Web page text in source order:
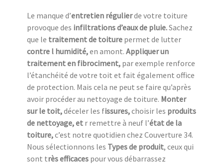
Le manque d’entretien régulierde votre toiture
provoque des infiltrations d’eaux de pluie.Sachez
que le traitement de toiture permet de lutter
contre l humidité,en amont. Appliquer un
traitement en fibrociment, par exemple renforce
l’étanchéité de votre toit et fait également office
de protection. Mais cela ne peut se faire qu’après
avoir procéder au nettoyage de toiture. Monter
sur le toit,déceler les fissures,choisir les produits
de nettoyage, et r remettre à neuf l’état de la
toiture,c’est notre quotidien chez Couverture 34.
Nous sélectionnons les Types de produit, ceux qui
sont très efficaces pour vous débarrassez